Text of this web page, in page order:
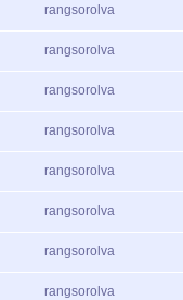
rangsorolva
rangsorolva
rangsorolva
rangsorolva
rangsorolva
rangsorolva
rangsorolva
rangsorolva